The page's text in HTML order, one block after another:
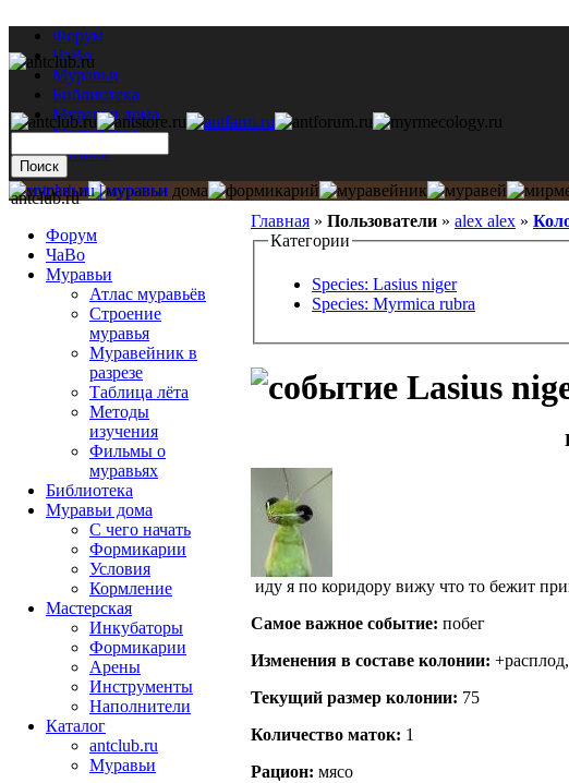
Форум
ЧаВо
Муравьи
Библиотека
Муравьи дома
Мастерская
Каталог
Главная » Пользователи » alex alex »
Категории
Species: Lasius niger
Species: Myrmica rubra
Lasius
иду я по коридору вижу что то бежит
Самое важное событие: побег
Изменения в составе кoлонии:
Текущий размер кoлонии: 75
Количество маток: 1
Рацион: мясо
antclub.ru
Форум
ЧаВо
Муравьи
Атлас муравьёв
Строение
муравья
Муравейник в
разрезе
Таблица лёта
Методы
изучения
Фильмы о
муравьях
Библиотека
Муравьи дома
С чего начать
Формикарии
Условия
Кормление
Мастерская
Инкубаторы
Формикарии
Арены
Инструменты
Наполнители
Каталог
antclub.ru
Муравьи